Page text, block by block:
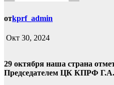
отkprf_admin
Окт 30, 2024
29 октября наша страна
Председателем ЦК КПРФ